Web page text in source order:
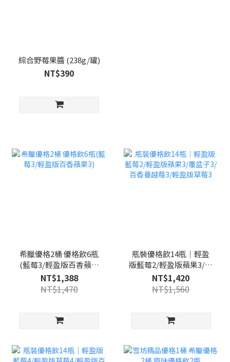
綜合野莓果醬 (238g/罐)
NT$390
希臘優格2桶 優格飲6瓶
(藍莓3/輕盈版百香蘋果
3)
NT$1,388
NT$1,470
瓶裝優格飲14瓶｜輕盈
版藍莓2/輕盈版蘋果3/覆
盆子3/百香蔓越莓3/輕盈
版草莓3
NT$1,420
NT$1,560